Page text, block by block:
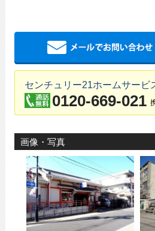
センチュリー21ホームサービ
0120-669-021
画像・写真